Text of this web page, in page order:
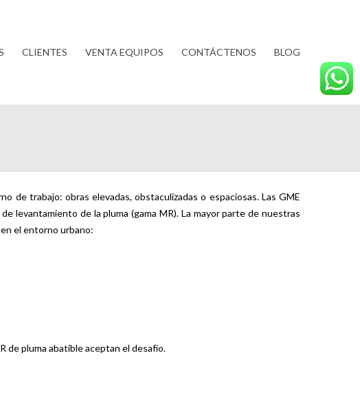
CLIENTES VENTA EQUIPOS CONTÁCTENOS BLOG
de trabajo: obras elevadas, obstaculizadas o espaciosas. Las GME
levantamiento de la pluma (gama MR). La mayor parte de nuestras
el entorno urbano:
de pluma abatible aceptan el desafío.